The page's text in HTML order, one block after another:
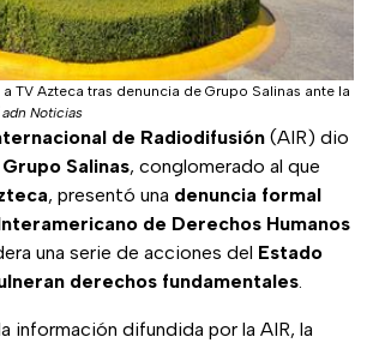
TV Azteca tras denuncia de Grupo Salinas ante la
adn Noticias
de Radiodifusión (AIR) dio
Grupo Salinas, conglomerado al que
, presentó una denuncia formal
de Derechos Humanos
una serie de acciones del Estado
derechos fundamentales.
información difundida por la AIR, la